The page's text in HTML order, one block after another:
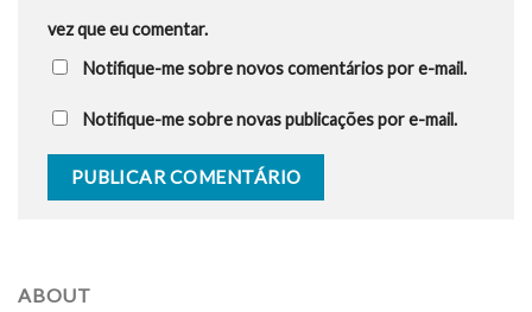
vez que eu comentar.
Notifique-me sobre novos comentários por e-mail.
Notifique-me sobre novas publicações por e-mail.
ABOUT